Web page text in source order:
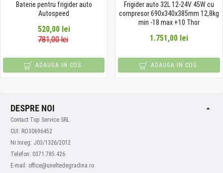
Baterie pentru frigider auto
Autospeed
520,00 lei
781,00 lei
ADAUGA IN COS
Frigider auto 32L 12-24V 45W cu
compresor 690x340x385mm 12,8kg
min -18 max +10 Thor
1.751,00 lei
ADAUGA IN COS
DESPRE NOI
Contact Top Service SRL
CUI: RO30696452
Nr.Inreg: J03/1326/2012
Telefon: 0371.785.426
E-mail: office@uneltedegradina.ro